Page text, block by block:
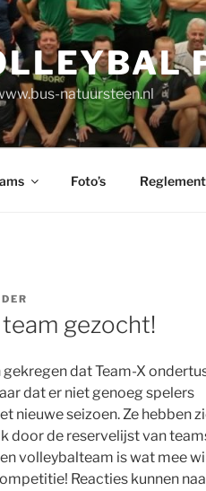
natuursteen.nl
Foto’s Reglement
gezocht!
dat Team-X
dat er niet genoeg spelers
nieuwe seizoen. Ze hebben
door de reservelijst van
volleybalteam is wat mee
Reacties kunnen